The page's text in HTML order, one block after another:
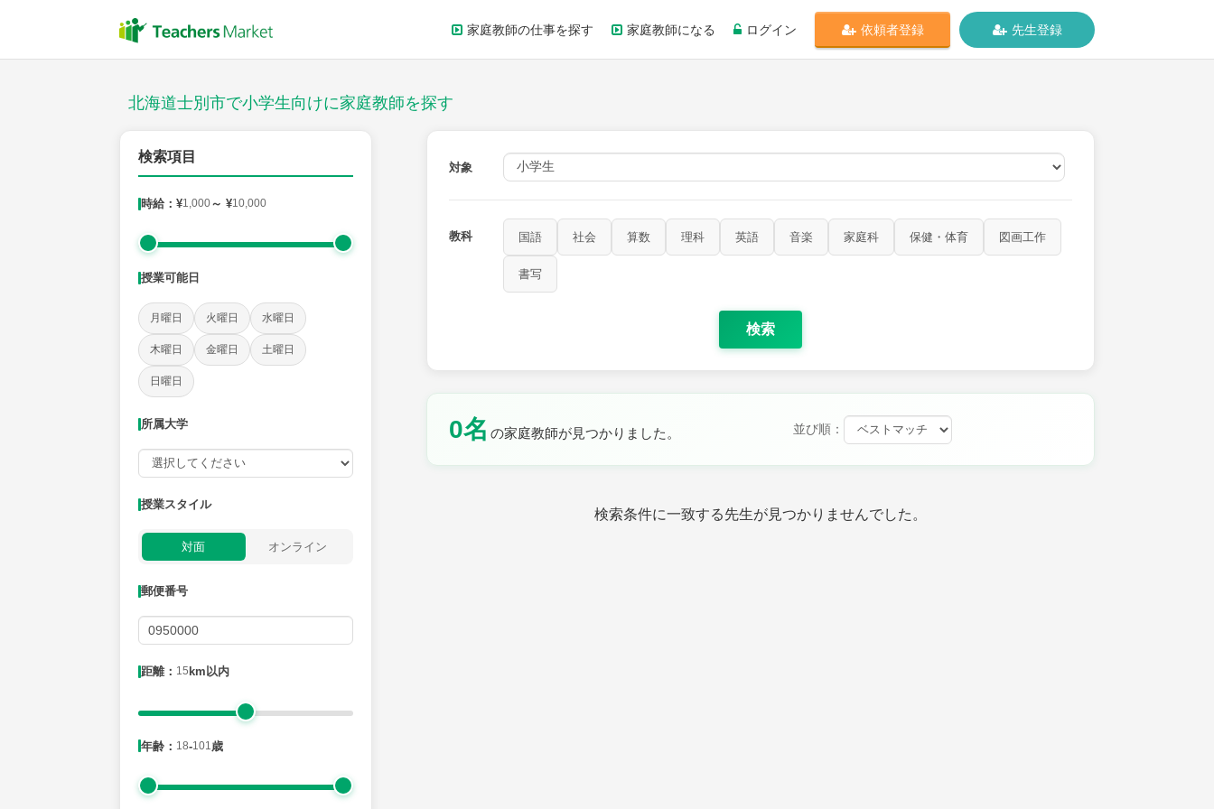
家庭教師の仕事を探す 家庭教師になる ログイン 依頼者登録 先生登録
北海道士別市で小学生向けに家庭教師を探す
検索項目
時給：¥1,000～ ¥10,000
授業可能日
月曜日 火曜日 水曜日
木曜日 金曜日 土曜日
日曜日
所属大学
授業スタイル
対面 オンライン
郵便番号
距離： 15 km以内
年齢： 18-101 歳
対象
教科 国語 社会 算数 理科 英語 音楽 家庭科 保健・体育 図画工作
書写
検索
0名 の家庭教師が見つかりました。 並び順：
検索条件に一致する先生が見つかりませんでした。
授業スタイル
社会 算数 理科
時給：¥1,000 ～ ¥10,000
授業可能日
月曜日 火曜日
距離：15km以内
年齢：18-101歳